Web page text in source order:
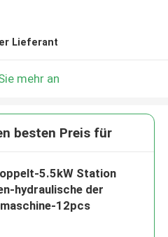
Lieferant
mehr an
besten Preis für
5.5kW Station
hydraulische der
12pcs